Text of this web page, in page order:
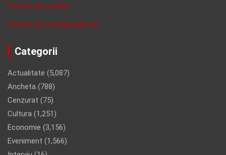
Politica de cookies
Politica de confidentalitate
Categorii
Actualitate (5,087)
Ancheta (788)
Cenzurat (75)
Cultura (1,251)
Economie (3,156)
Eveniment (1,566)